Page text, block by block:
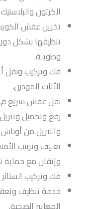
الكرتون
تخزين عفش
تنظيفها بشكل
وطويلة.
فك وتركيب ونقل
الأثاث المودرن.
نقل عفش سريع
رفع وتحميل
والتنزيل من
تغليف وترتيب
وإتقان مع حماية
فك وتركيب
خدمة تنظيف